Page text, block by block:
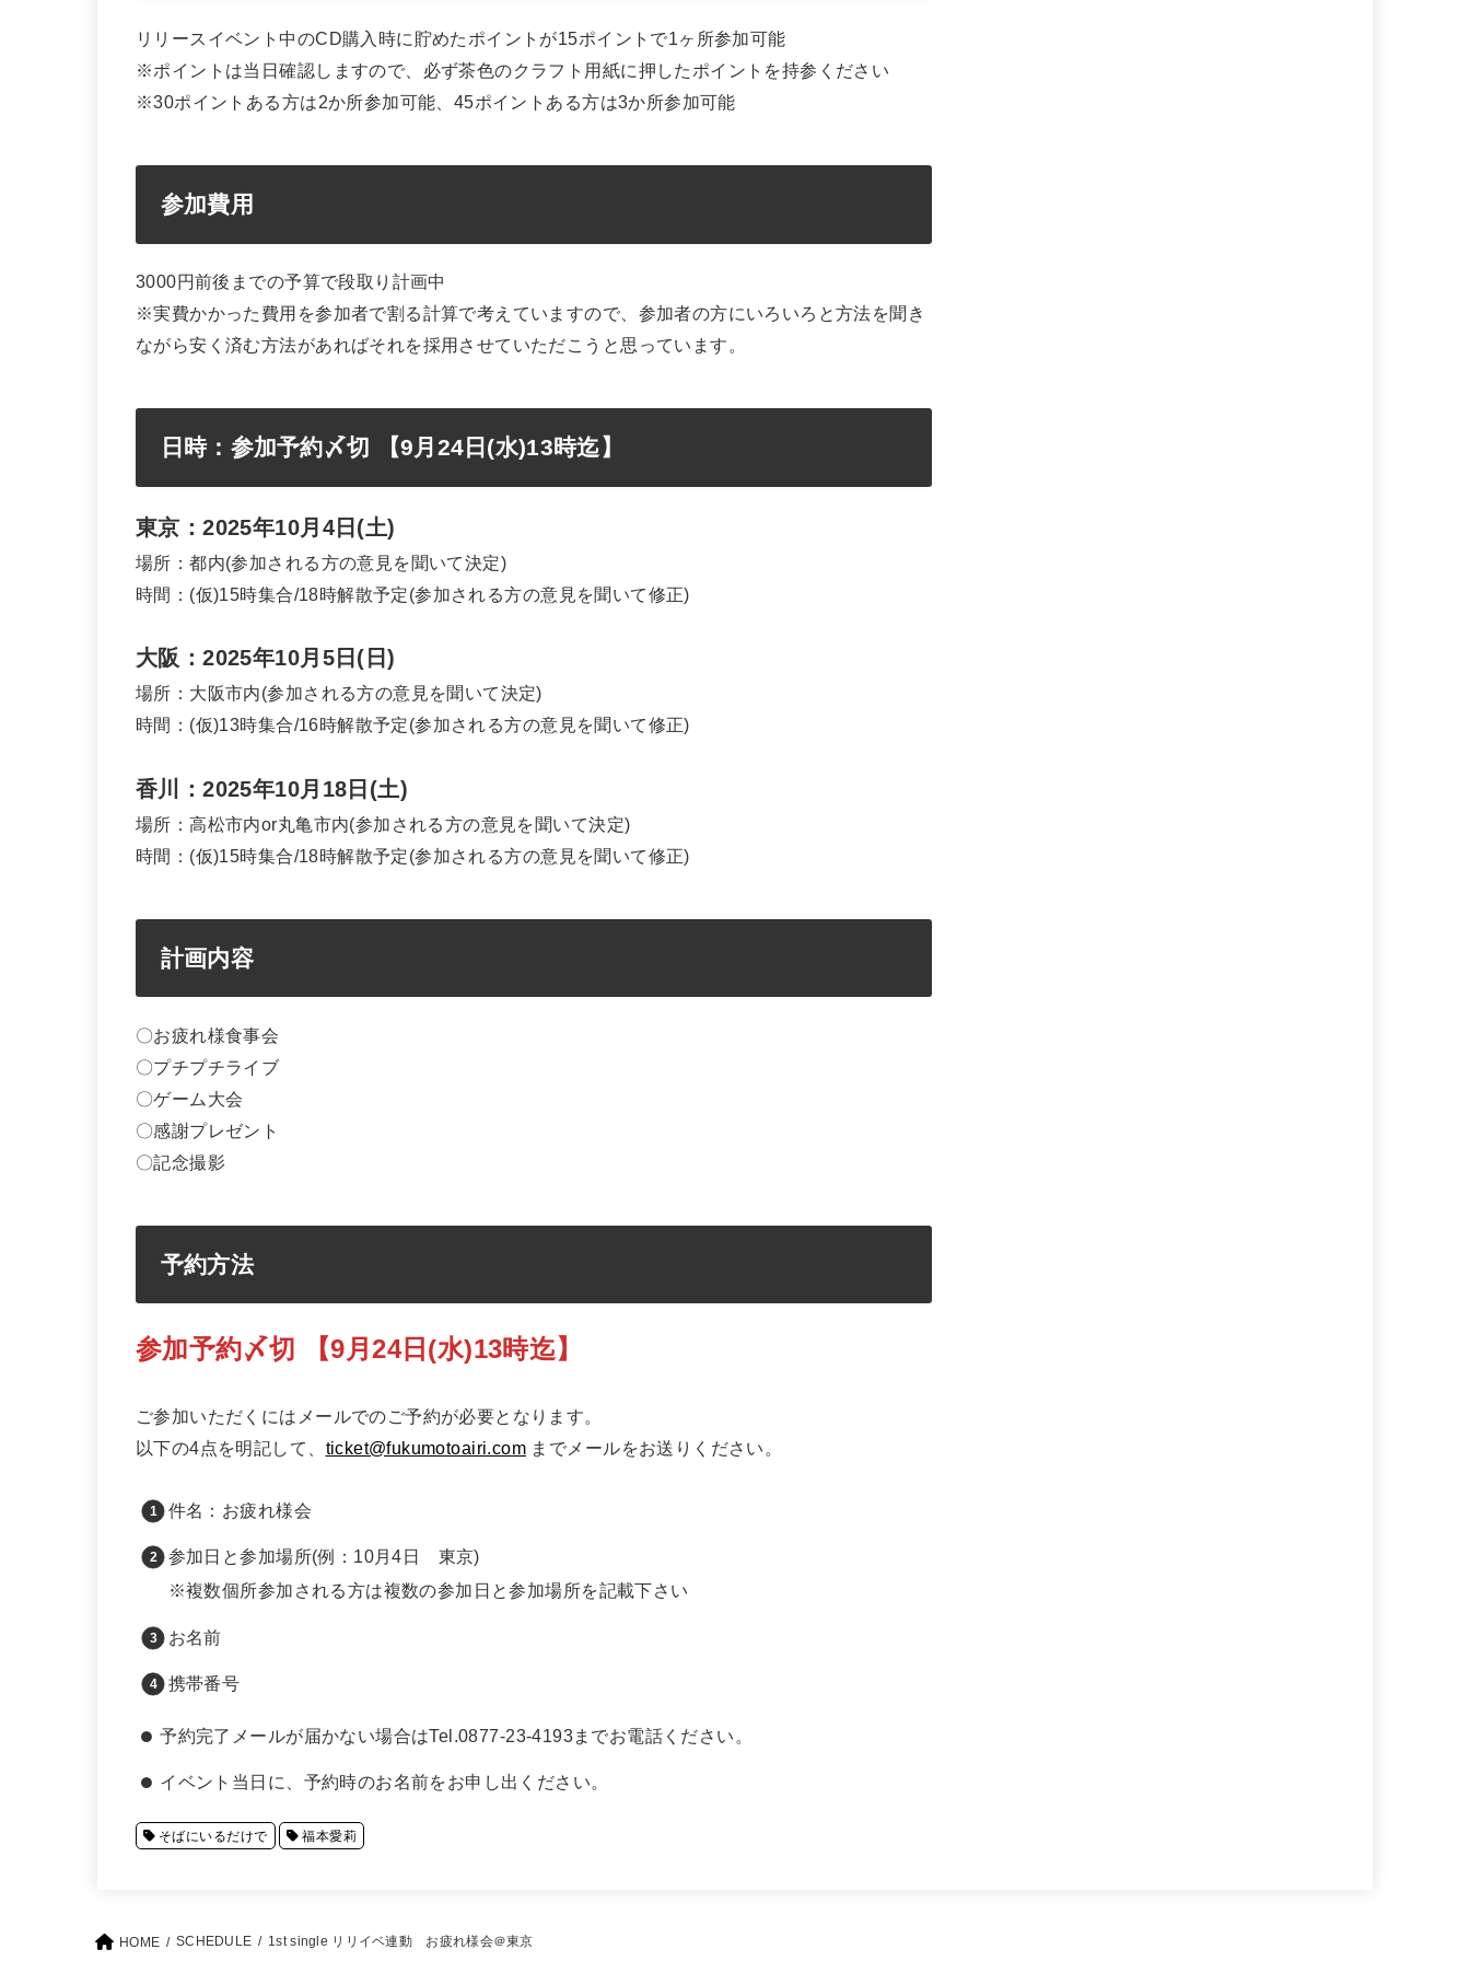
リリースイベント中のCD購入時に貯めたポイントが15ポイントで1ヶ所参加可能
※ポイントは当日確認しますので、必ず茶色のクラフト用紙に押したポイントを持参ください
※30ポイントある方は2か所参加可能、45ポイントある方は3か所参加可能
参加費用
3000円前後までの予算で段取り計画中
※実費かかった費用を参加者で割る計算で考えていますので、参加者の方にいろいろと方法を聞き
ながら安く済む方法があればそれを採用させていただこうと思っています。
日時：参加予約〆切 【9月24日(水)13時迄】
東京：2025年10月4日(土)
場所：都内(参加される方の意見を聞いて決定)
時間：(仮)15時集合/18時解散予定(参加される方の意見を聞いて修正)
大阪：2025年10月5日(日)
場所：大阪市内(参加される方の意見を聞いて決定)
時間：(仮)13時集合/16時解散予定(参加される方の意見を聞いて修正)
香川：2025年10月18日(土)
場所：高松市内or丸亀市内(参加される方の意見を聞いて決定)
時間：(仮)15時集合/18時解散予定(参加される方の意見を聞いて修正)
計画内容
〇お疲れ様食事会
〇プチプチライブ
〇ゲーム大会
〇感謝プレゼント
〇記念撮影
予約方法
参加予約〆切 【9月24日(水)13時迄】
ご参加いただくにはメールでのご予約が必要となります。
以下の4点を明記して、 ticket@fukumotoairi.com までメールをお送りください。
件名：お疲れ様会
参加日と参加場所(例：10月4日 東京)
※複数個所参加される方は複数の参加日と参加場所を記載下さい
お名前
携帯番号
予約完了メールが届かない場合はTel.0877-23-4193までお電話ください。
イベント当日に、予約時のお名前をお申し出ください。
そばにいるだけで 福本愛莉
HOME SCHEDULE 1st single リリイベ連動 お疲れ様会＠東京